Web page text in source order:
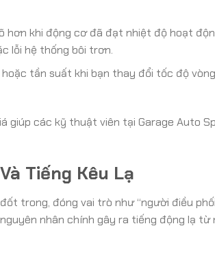
hơn khi động cơ đã đạt nhiệt độ hoạt
lỗi hệ thống bôi trơn.
tần suất khi bạn thay đổi tốc độ
giúp các kỹ thuật viên tại Garage Auto
Tiếng Kêu Lạ
trong, đóng vai trò như “người điều
nhân chính gây ra tiếng động lạ từ